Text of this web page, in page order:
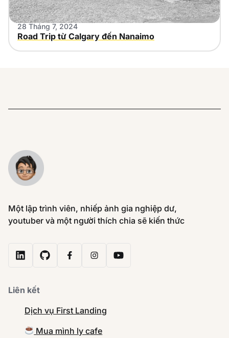
28 Tháng 7, 2024
Road Trip từ Calgary đến Nanaimo
Một lập trình viên, nhiếp ảnh gia nghiệp dư,
youtuber và một người thích chia sẽ kiến thức
Liên kết
Dịch vụ First Landing
Mua mình ly cafe